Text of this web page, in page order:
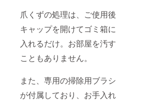
爪くずの処理は、ご使用後
キャップを開けてゴミ箱に
入れるだけ。お部屋を汚す
こともありません。
また、専用の掃除用ブラシ
が付属しており、お手入れ